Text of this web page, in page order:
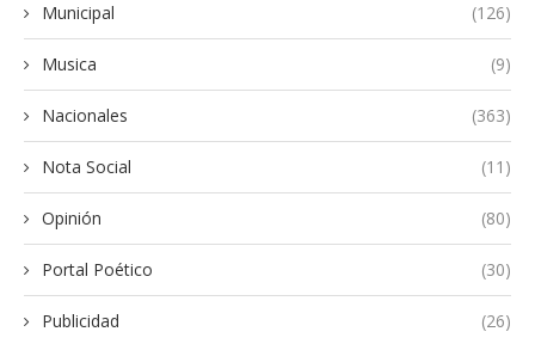
Municipal (126)
Musica (9)
Nacionales (363)
Nota Social (11)
Opinión (80)
Portal Poético (30)
Publicidad (26)